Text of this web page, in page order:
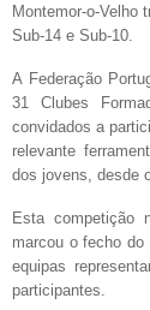
Montemor-o-Velho
Sub-14 e Sub-10.
A Federação
31 Clubes
convidados a
relevante
dos jovens, desde
Esta competição
marcou o fecho do
equipas
participantes.